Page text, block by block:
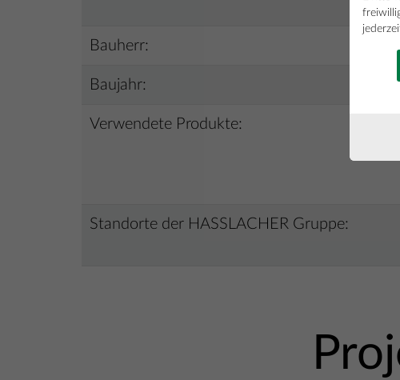
Bauherr:
Baujahr:
Verwendete Produkte:
Standorte der HASSLACHER Gruppe: